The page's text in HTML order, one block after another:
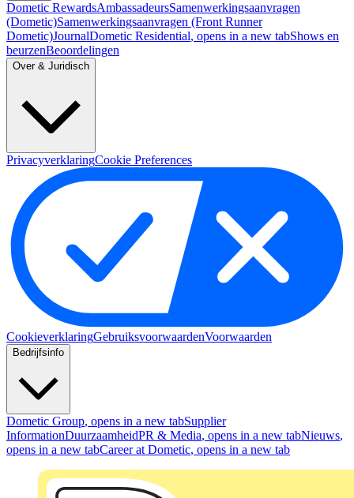
Dometic RewardsAmbassadeursSamenwerkingsaanvragen
(Dometic)Samenwerkingsaanvragen (Front Runner
Dometic)JournalDometic Residential, opens in a new tabShows en
beurzenBeoordelingen
Over & Juridisch
PrivacyverklaringCookie Preferences
CookieverklaringGebruiksvoorwaardenVoorwaarden
Bedrijfsinfo
Dometic Group, opens in a new tabSupplier
InformationDuurzaamheidPR & Media, opens in a new tabNieuws,
opens in a new tabCareer at Dometic, opens in a new tab